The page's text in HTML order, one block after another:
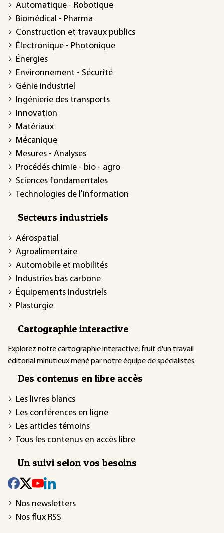
Automatique - Robotique
Biomédical - Pharma
Construction et travaux publics
Électronique - Photonique
Énergies
Environnement - Sécurité
Génie industriel
Ingénierie des transports
Innovation
Matériaux
Mécanique
Mesures - Analyses
Procédés chimie - bio - agro
Sciences fondamentales
Technologies de l'information
Secteurs industriels
Aérospatial
Agroalimentaire
Automobile et mobilités
Industries bas carbone
Équipements industriels
Plasturgie
Cartographie interactive
Explorez notrecartographie interactive, fruit d'un travail
éditorial minutieux mené par notre équipe de spécialistes.
Des contenus en libre accès
Les livres blancs
Les conférences en ligne
Les articles témoins
Tous les contenus en accès libre
Un suivi selon vos besoins
Nos newsletters
Nos flux RSS